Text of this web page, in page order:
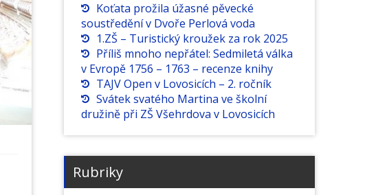
Koťata prožila úžasné pěvecké
soustředění v Dvoře Perlová voda
1.ZŠ – Turistický kroužek za rok 2025
Příliš mnoho nepřátel: Sedmiletá válka
v Evropě 1756 – 1763 – recenze knihy
TAJV Open v Lovosicích – 2. ročník
Svátek svatého Martina ve školní
družině při ZŠ Všehrdova v Lovosicích
Rubriky